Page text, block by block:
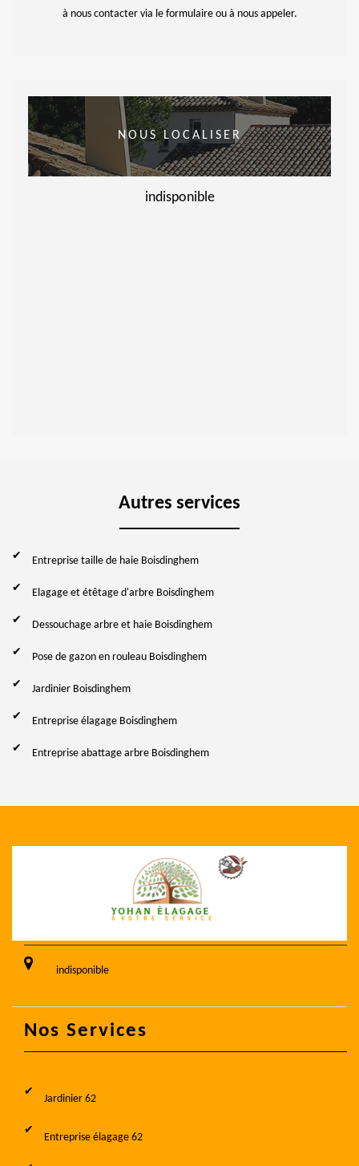
à nous contacter via le formulaire ou à nous appeler.
NOUS LOCALISER
indisponible
Autres services
Entreprise taille de haie Boisdinghem
Elagage et étêtage d'arbre Boisdinghem
Dessouchage arbre et haie Boisdinghem
Pose de gazon en rouleau Boisdinghem
Jardinier Boisdinghem
Entreprise élagage Boisdinghem
Entreprise abattage arbre Boisdinghem
indisponible
Nos Services
Jardinier 62
Entreprise élagage 62